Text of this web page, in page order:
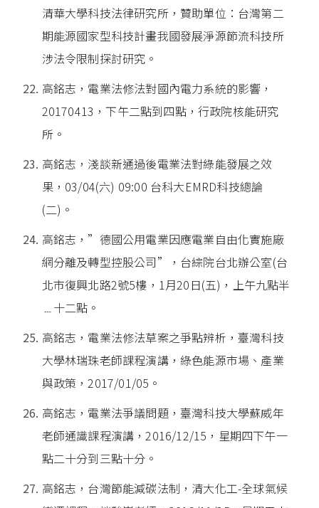
清華大學科技法律研究所，贊助單位：台灣第二
期能源國家型科技計畫我國發展淨源節流科技所
涉法令限制探討研究。
高銘志，電業法修法對國內電力系統的影響，
20170413，下午二點到四點，行政院核能研究
所。
高銘志，淺談新通過後電業法對綠能發展之效
果，03/04(六) 09:00 台科大EMRD科技總論
(二)。
高銘志，”德國公用電業因應電業自由化實施廠
網分離及轉型控股公司”，台綜院台北辦公室(台
北市復興北路2號5樓，1月20日(五)，上午九點半
﹍十二點。
高銘志，電業法修法草案之爭點辨析，臺灣科技
大學林瑞珠老師課程演講，綠色能源市場、產業
與政策，2017/01/05。
高銘志，電業法爭議問題，臺灣科技大學蘇威年
老師通識課程演講，2016/12/15，星期四下午一
點二十分到三點十分。
高銘志，台灣節能減碳法制，清大化工-全球氣候